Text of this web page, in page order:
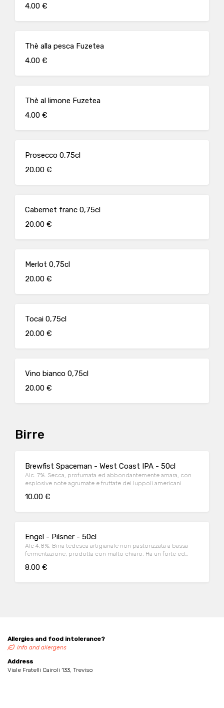
4.00 €
Thè alla pesca Fuzetea
4.00 €
Thè al limone Fuzetea
4.00 €
Prosecco 0,75cl
20.00 €
Cabernet franc 0,75cl
20.00 €
Merlot 0,75cl
20.00 €
Tocai 0,75cl
20.00 €
Vino bianco 0,75cl
20.00 €
Birre
Brewfist Spaceman - West Coast IPA - 50cl
Alc. 7%. Secca, profumata ed abbondantemente amara, con
esplosive note agrumate e fruttate dei luppoli americani
10.00 €
Engel - Pilsner - 50cl
Alc 4,8%. Birra tedesca artigianale non pastorizzata a bassa
fermentazione, prodotta con malto chiaro. Ha un forte ed
profumo floreale
8.00 €
Allergies and food intolerance?
Info and allergens
Address
Viale Fratelli Cairoli 133, Treviso